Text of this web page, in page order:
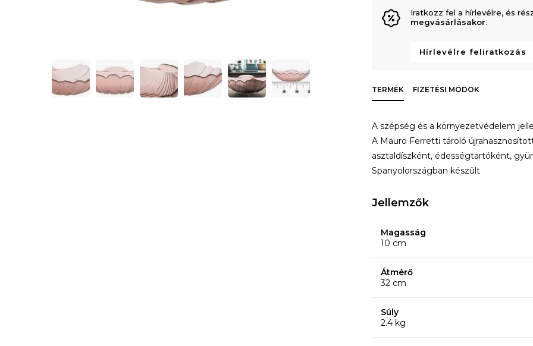
Iratkozz fel a hírlevélre, és
megvásárlásakor.
Hírlevélre feliratkozás
TERMÉK FIZETÉSI MÓDOK
A szépség és a környezetvédelem
A Mauro Ferretti tároló
asztaldíszként, édességtartóként,
Spanyolországban készült
Jellemzők
Magasság
10 cm
Átmérő
32 cm
Súly
2.4 kg